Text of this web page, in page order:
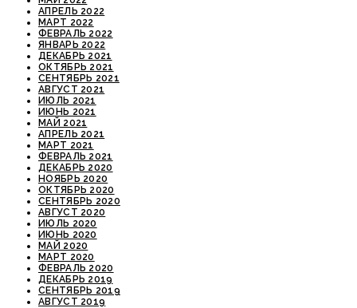
АПРЕЛЬ 2022
МАРТ 2022
ФЕВРАЛЬ 2022
ЯНВАРЬ 2022
ДЕКАБРЬ 2021
ОКТЯБРЬ 2021
СЕНТЯБРЬ 2021
АВГУСТ 2021
ИЮЛЬ 2021
ИЮНЬ 2021
МАЙ 2021
АПРЕЛЬ 2021
МАРТ 2021
ФЕВРАЛЬ 2021
ДЕКАБРЬ 2020
НОЯБРЬ 2020
ОКТЯБРЬ 2020
СЕНТЯБРЬ 2020
АВГУСТ 2020
ИЮЛЬ 2020
ИЮНЬ 2020
МАЙ 2020
МАРТ 2020
ФЕВРАЛЬ 2020
ДЕКАБРЬ 2019
СЕНТЯБРЬ 2019
АВГУСТ 2019